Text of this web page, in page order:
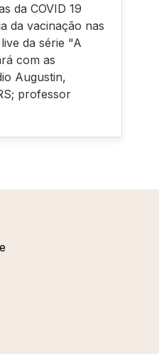
da COVID 19
da vacinação nas
da série "A
com as
Augustin,
professor